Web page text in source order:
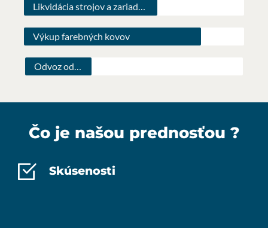
Likvidácia strojov a zariadení
Výkup farebných kovov
Odvoz odpadov
Čo je našou prednosťou ?
Skúsenosti